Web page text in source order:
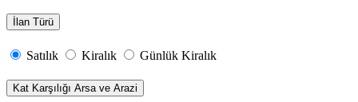
İlan Türü
Satılık Kiralık Günlük Kiralık
Kat Karşılığı Arsa ve Arazi